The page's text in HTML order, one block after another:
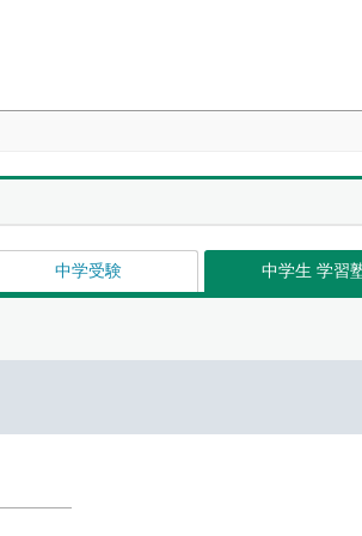
中学受験 中学生 学習